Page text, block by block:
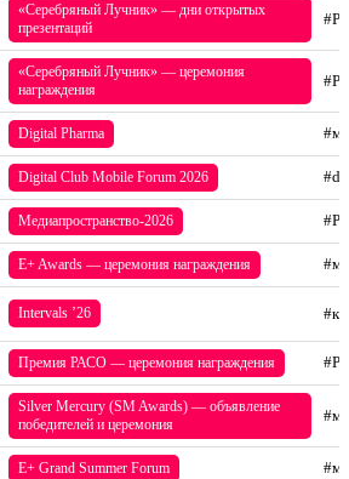
«Серебряный Лучник» — дни открытых
презентаций
«Серебряный Лучник» — церемония
награждения
Digital Pharma
Digital Club Mobile Forum 2026
Медиапространство-2026
E+ Awards — церемония награждения
Intervals ’26
Премия РАСО — церемония награждения
Silver Mercury (SM Awards) — объявление
победителей и церемония
E+ Grand Summer Forum